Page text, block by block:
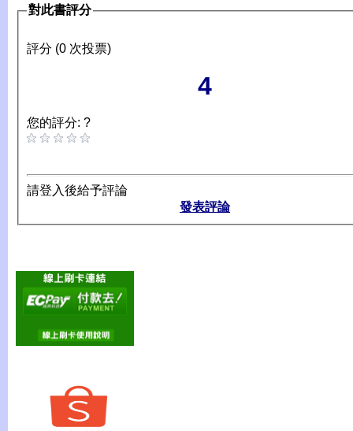
對此書評分
評分 (0 次投票)
4
您的評分: ?
請登入後給予評論
發表評論